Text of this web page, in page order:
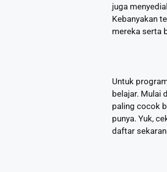
juga
Kebanyakan
mereka serta
Untuk
belajar. Mulai
paling cocok
punya. Yuk,
daftar